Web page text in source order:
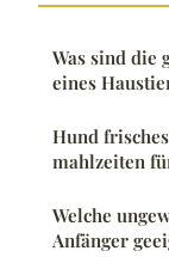
Was sind die
eines
Hund
mahlzeiten
Welche
Anfänger